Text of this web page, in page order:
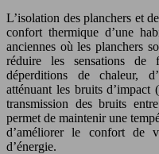
L’isolation des planchers et
confort thermique d’une
anciennes où les planchers
réduire les sensations
déperditions de chaleur,
atténuant les bruits d’impact
transmission des bruits
permet de maintenir une
d’améliorer le confort de
d’énergie.